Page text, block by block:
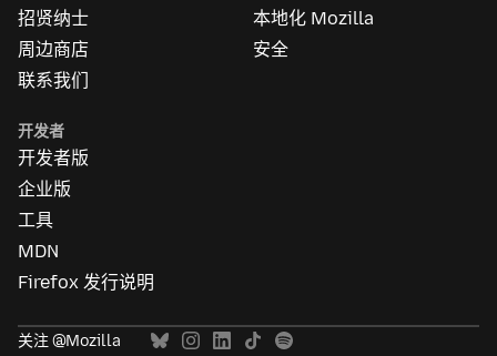
招贤纳士
周边商店
联系我们
本地化 Mozilla
安全
开发者
开发者版
企业版
工具
MDN
Firefox 发行说明
关注 @Mozilla